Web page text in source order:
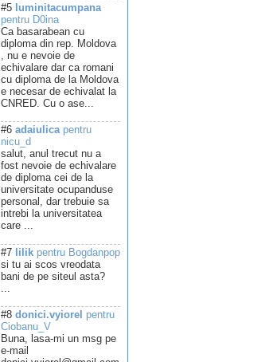
#5 luminitacumpana
pentru D0ina
Ca basarabean cu
diploma din rep. Moldova
, nu e nevoie de
echivalare dar ca romani
cu diploma de la Moldova
e necesar de echivalat la
CNRED. Cu o ase...
#6 adaiulicapentru
nicu_d
salut, anul trecut nu a
fost nevoie de echivalare
de diploma cei de la
universitate ocupanduse
personal, dar trebuie sa
intrebi la universitatea
care ...
#7 lilik pentru Bogdanpop
si tu ai scos vreodata
bani de pe siteul asta?
#8 donici.vyiorel pentru
Ciobanu_V
Buna, lasa-mi un msg pe
e-mail